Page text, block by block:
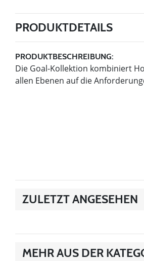
PRODUKTDETAILS
PRODUKTBESCHREIBUNG:
Die Goal-Kollektion kombiniert
allen Ebenen auf die
ZULETZT ANGESEHEN
MEHR AUS DER